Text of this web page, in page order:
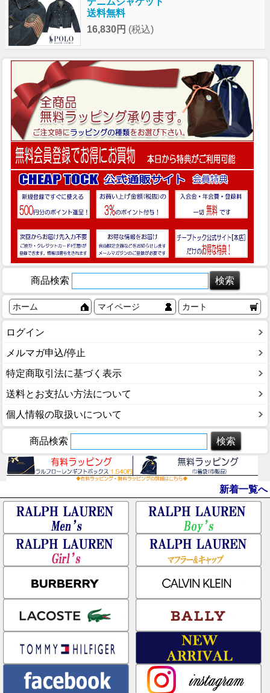
送料無料
16,830円 (税込)
商品検索
ホーム マイページ カート
ログイン
メルマガ申込/停止
特定商取引法に基づく表示
送料とお支払い方法について
個人情報の取扱いについて
商品検索
新着一覧へ